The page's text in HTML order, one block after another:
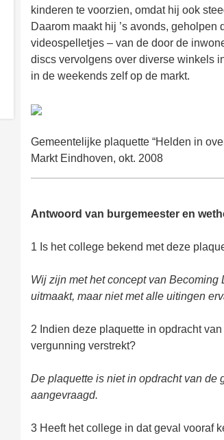
kinderen te voorzien, omdat hij ook
Daarom maakt hij ’s avonds,
videospelletjes – van de door de
discs vervolgens over diverse winkels
in de weekends zelf op de markt.
Gemeentelijke plaquette “Helden in
Markt Eindhoven, okt. 2008
Antwoord van burgemeester en
1 Is het college bekend met deze
Wij zijn met het concept van Becoming
uitmaakt, maar niet met alle uitingen
2 Indien deze plaquette in opdracht
vergunning verstrekt?
De plaquette is niet in opdracht van de
aangevraagd.
3 Heeft het college in dat geval vooraf